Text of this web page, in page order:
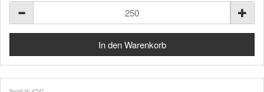
Bestell-Nr. 47247